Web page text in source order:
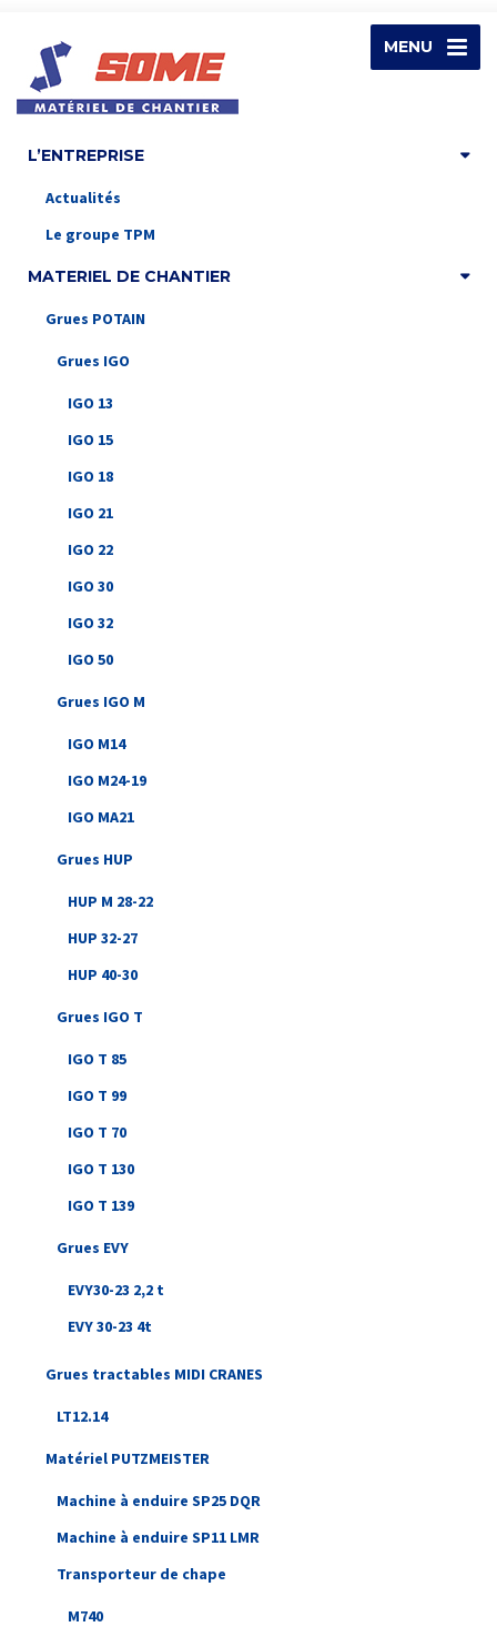
MENU
L’ENTREPRISE
Actualités
Le groupe TPM
MATERIEL DE CHANTIER
Grues POTAIN
Grues IGO
IGO 13
IGO 15
IGO 18
IGO 21
IGO 22
IGO 30
IGO 32
IGO 50
Grues IGO M
IGO M14
IGO M24-19
IGO MA21
Grues HUP
HUP M 28-22
HUP 32-27
HUP 40-30
Grues IGO T
IGO T 85
IGO T 99
IGO T 70
IGO T 130
IGO T 139
Grues EVY
EVY30-23 2,2 t
EVY 30-23 4t
Grues tractables MIDI CRANES
LT12.14
Matériel PUTZMEISTER
Machine à enduire SP25 DQR
Machine à enduire SP11 LMR
Transporteur de chape
M740